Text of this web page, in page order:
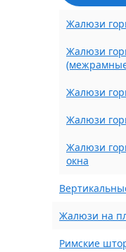
Жалюзи
Жалюзи
Жалюзи
Жалюзи
Жалюзи
окна
Жалюзи на
Римские